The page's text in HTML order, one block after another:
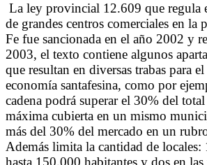
La ley provincial 12.609 que regula
de grandes centros comerciales en la
Fe fue sancionada en el año 2002 y
2003, el texto contiene algunos
que resultan en diversas trabas para
economía santafesina, como por
cadena podrá superar el 30% del
máxima cubierta en un mismo
más del 30% del mercado en un
Además limita la cantidad de